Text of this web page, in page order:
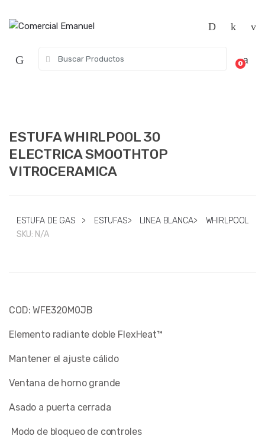
de:
0
ESTUFA WHIRLPOOL 30
ELECTRICA SMOOTHTOP
VITROCERAMICA
ESTUFA DE GAS > ESTUFAS> LINEA BLANCA>
WHIRLPOOL
SKU: N/A
COD: WFE320M0JB
Elemento radiante doble FlexHeat™
Mantener el ajuste cálido
Ventana de horno grande
Asado a puerta cerrada
Modo de bloqueo de controles